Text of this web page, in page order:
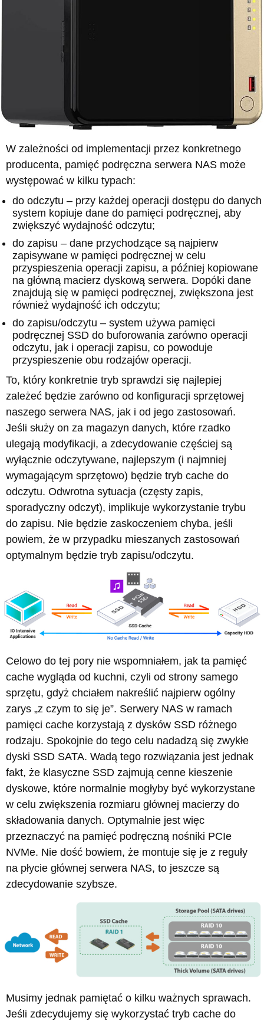
W zależności od implementacji przez konkretnego
producenta, pamięć podręczna serwera NAS może
występować w kilku typach:
do odczytu – przy każdej operacji dostępu do danych
system kopiuje dane do pamięci podręcznej, aby
zwiększyć wydajność odczytu;
do zapisu – dane przychodzące są najpierw
zapisywane w pamięci podręcznej w celu
przyspieszenia operacji zapisu, a później kopiowane
na główną macierz dyskową serwera. Dopóki dane
znajdują się w pamięci podręcznej, zwiększona jest
również wydajność ich odczytu;
do zapisu/odczytu – system używa pamięci
podręcznej SSD do buforowania zarówno operacji
odczytu, jak i operacji zapisu, co powoduje
przyspieszenie obu rodzajów operacji.
To, który konkretnie tryb sprawdzi się najlepiej
zależeć będzie zarówno od konfiguracji sprzętowej
naszego serwera NAS, jak i od jego zastosowań.
Jeśli służy on za magazyn danych, które rzadko
ulegają modyfikacji, a zdecydowanie częściej są
wyłącznie odczytywane, najlepszym (i najmniej
wymagającym sprzętowo) będzie tryb cache do
odczytu. Odwrotna sytuacja (częsty zapis,
sporadyczny odczyt), implikuje wykorzystanie trybu
do zapisu. Nie będzie zaskoczeniem chyba, jeśli
powiem, że w przypadku mieszanych zastosowań
optymalnym będzie tryb zapisu/odczytu.
Celowo do tej pory nie wspomniałem, jak ta pamięć
cache wygląda od kuchni, czyli od strony samego
sprzętu, gdyż chciałem nakreślić najpierw ogólny
zarys „z czym to się je”. Serwery NAS w ramach
pamięci cache korzystają z dysków SSD różnego
rodzaju. Spokojnie do tego celu nadadzą się zwykłe
dyski SSD SATA. Wadą tego rozwiązania jest jednak
fakt, że klasyczne SSD zajmują cenne kieszenie
dyskowe, które normalnie mogłyby być wykorzystane
w celu zwiększenia rozmiaru głównej macierzy do
składowania danych. Optymalnie jest więc
przeznaczyć na pamięć podręczną nośniki PCIe
NVMe. Nie dość bowiem, że montuje się je z reguły
na płycie głównej serwera NAS, to jeszcze są
zdecydowanie szybsze.
Musimy jednak pamiętać o kilku ważnych sprawach.
Jeśli zdecydujemy się wykorzystać tryb cache do